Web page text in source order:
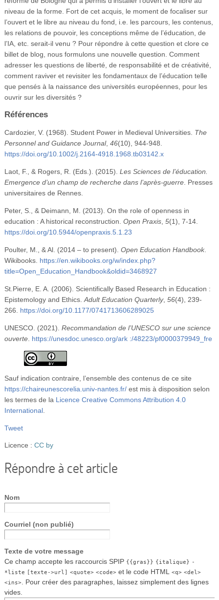
niveau de la forme. Fort de cet acquis, le moment de focaliser sur
l’ouvert et le libre au niveau du fond, i.e. les parcours, les contenus,
les relations de pouvoir, les conceptions même de l’éducation, de
l’IA, etc. serait-il venu ? Pour répondre à cette question et clore ce
billet de blog, nous formulons une nouvelle question. Comment
adresser les questions de liberté, de responsabilité et de créativité,
comment raviver et revisiter les fondamentaux de l’éducation telle
que pensés à la naissance des universités européennes, pour les
ouvrir sur les diversités ?
Références
Cardozier, V. (1968). Student Power in Medieval Universities. The
Personnel and Guidance Journal, 46(10), 944-948.
https://doi.org/10.1002/j.2164-4918.1968.tb03142.x
Laot, F., & Rogers, R. (Eds.). (2015). Les Sciences de l’éducation.
Emergence d’un champ de recherche dans l’après-guerre. Presses
universitaires de Rennes.
Peter, S., & Deimann, M. (2013). On the role of openness in
education : A historical reconstruction. Open Praxis, 5(1), 7-14.
https://doi.org/10.5944/openpraxis.5.1.23
Poulter, M., & Al. (2014 – to present). Open Education Handbook.
Wikibooks. https://en.wikibooks.org/w/index.php?
title=Open_Education_Handbook&oldid=3468927
St.Pierre, E. A. (2006). Scientifically Based Research in Education :
Epistemology and Ethics.Adult Education Quarterly, 56(4), 239-
266. https://doi.org/10.1177/0741713606289025
UNESCO. (2021). Recommandation de l’UNESCO sur une science
ouverte. https://unesdoc.unesco.org/ark :/48223/pf0000379949_fre
Sauf indication contraire, l’ensemble des contenus de ce site
https://chaireunescorelia.univ-nantes.fr/est mis à disposition selon
les termes de la Licence Creative Commons Attribution 4.0
International.
Tweet
Licence : CC by
Répondre à cet article
Nom
Courriel (non publié)
Texte de votre message
Ce champ accepte les raccourcis SPIP {{gras}} {italique} -
*liste [texte->url] <quote> <code>et le code HTML <q> <del>
<ins>. Pour créer des paragraphes, laissez simplement des lignes
vides.